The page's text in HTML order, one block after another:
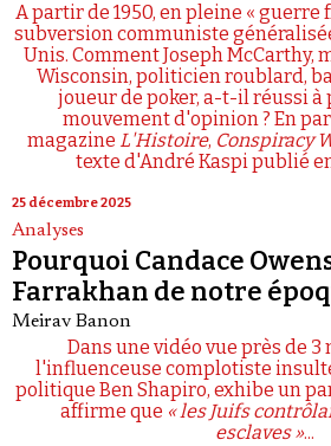
A partir de 1950, en pleine « guerre
subversion communiste
Unis. Comment Joseph McCarthy,
Wisconsin, politicien roublard,
joueur de poker, a-t-il réussi à
mouvement d'opinion ? En
magazine L'Histoire, Conspiracy
texte d'André Kaspi publié
25 décembre 2025
Analyses
Pourquoi Candace
Farrakhan de notre
Meirav Banon
Dans une vidéo vue près de
l'influenceuse complotiste
politique Ben Shapiro, exhibe un
affirme que « les Juifs
esclaves »...